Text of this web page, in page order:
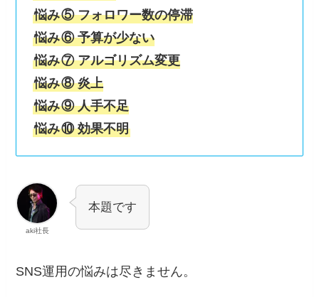
悩み⑤ フォロワー数の停滞
悩み⑥ 予算が少ない
悩み⑦ アルゴリズム変更
悩み⑧ 炎上
悩み⑨ 人手不足
悩み⑩ 効果不明
aki社長
本題です
SNS運用の悩みは尽きません。